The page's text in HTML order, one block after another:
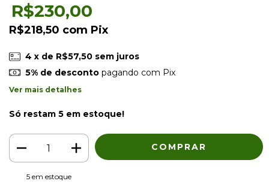
R$230,00
R$218,50 com Pix
4 x de R$57,50 sem juros
5% de descontopagando com Pix
Ver mais detalhes
Só restam 5 em estoque!
5em estoque